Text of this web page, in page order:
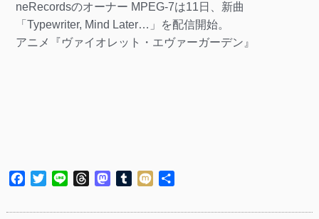
neRecordsのオーナー MPEG-7は11日、新曲
「Typewriter, Mind Later…」を配信開始。
アニメ『ヴァイオレット・エヴァーガーデン』
Facebook
TwitterLine ThreadsMastodon
Tumblr
Mixi